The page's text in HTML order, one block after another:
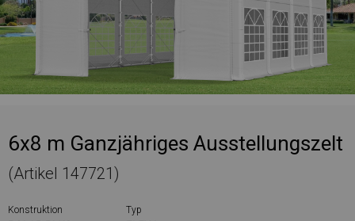
6x8 m Ganzjähriges Ausstellungszelt
(Artikel 147721)
Konstruktion Typ